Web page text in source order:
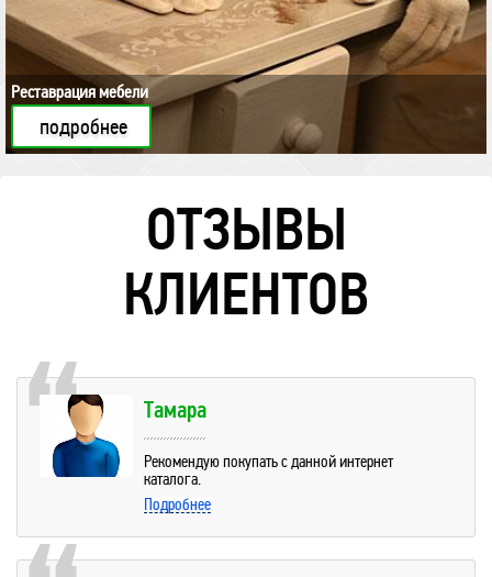
Реставрация мебели
подробнее
ОТЗЫВЫ
КЛИЕНТОВ
Тамара
Рекомендую покупать с данной интернет
каталога.
Подробнее